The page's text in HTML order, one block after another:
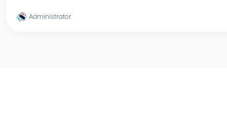
Administrator